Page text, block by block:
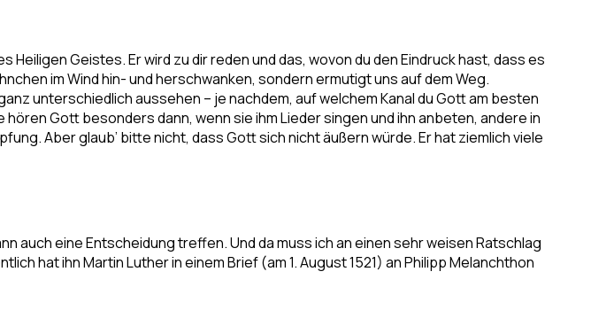
Geistes. Er wird zu dir reden und das, wovon du den Eindruck hast, dass es
im Wind hin- und herschwanken, sondern ermutigt uns auf dem Weg.
unterschiedlich aussehen – je nachdem, auf welchem Kanal du Gott am besten
Gott besonders dann, wenn sie ihm Lieder singen und ihn anbeten, andere in
Aber glaub’ bitte nicht, dass Gott sich nicht äußern würde. Er hat ziemlich viele
auch eine Entscheidung treffen. Und da muss ich an einen sehr weisen Ratschlag
hat ihn Martin Luther in einem Brief (am 1. August 1521) an Philipp Melanchthon